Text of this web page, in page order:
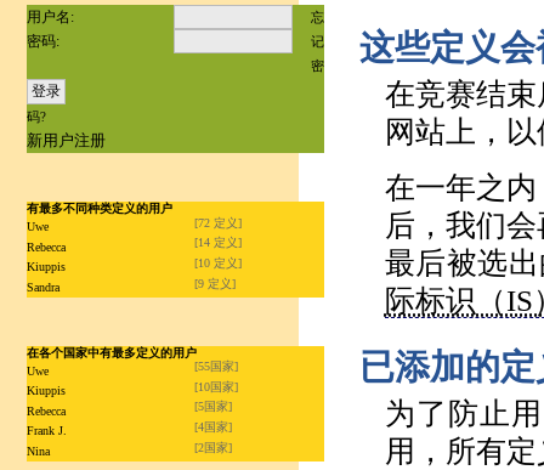
用户名:
密码:
忘
记
密
码?
新用户注册
有最多不同种类定义的用户
Uwe
[72 定义]
Rebecca
[14 定义]
Kiuppis
[10 定义]
Sandra
[9 定义]
在各个国家中有最多定义的用户
Uwe
[55国家]
Kiuppis
[10国家]
Rebecca
[5国家]
Frank J.
[4国家]
Nina
[2国家]
这些定义
在竞赛结
网站上，
在一年之
后，我们
最后被选
际标识（IS
已添加的定
为了防止
用，所有